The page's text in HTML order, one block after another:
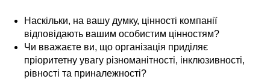
Наскільки, на вашу думку, цінності компанії
відповідають вашим особистим цінностям?
Чи вважаєте ви, що організація приділяє
пріоритетну увагу різноманітності, інклюзивності,
рівності та приналежності?